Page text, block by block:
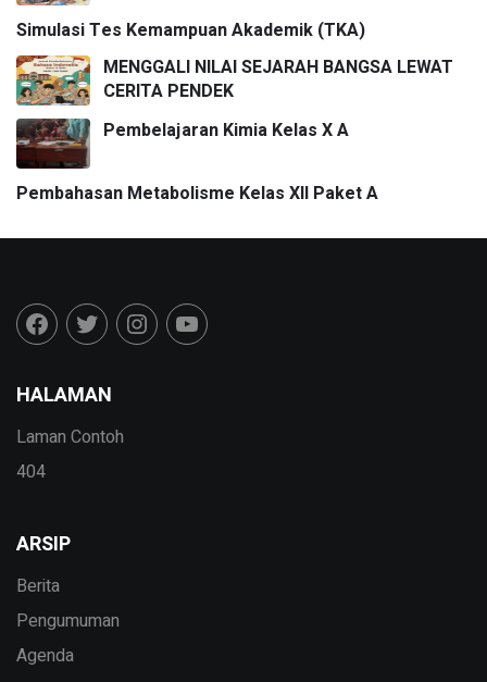
Simulasi Tes Kemampuan Akademik (TKA)
MENGGALI NILAI SEJARAH BANGSA LEWAT
CERITA PENDEK
Pembelajaran Kimia Kelas X A
Pembahasan Metabolisme Kelas XII Paket A
HALAMAN
Laman Contoh
404
ARSIP
Berita
Pengumuman
Agenda